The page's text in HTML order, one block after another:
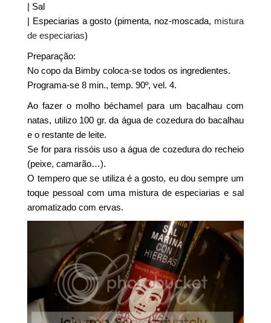
| Sal
| Especiarias a gosto (pimenta, noz-moscada, mistura
de especiarias)
Preparação:
No copo da Bimby coloca-se todos os ingredientes.
Programa-se 8 min., temp. 90º, vel. 4.
Ao fazer o molho béchamel para um bacalhau com
natas, utilizo 100 gr. da água de cozedura do bacalhau
e o restante de leite.
Se for para rissóis uso a água de cozedura do recheio
(peixe, camarão…).
O tempero que se utiliza é a gosto, eu dou sempre um
toque pessoal com uma mistura de especiarias e sal
aromatizado com ervas.